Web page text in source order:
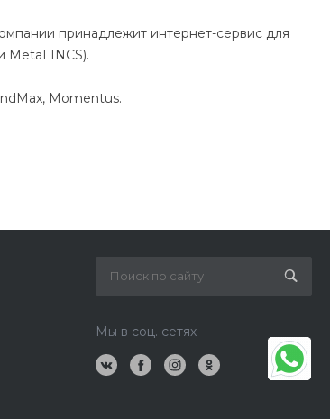
принадлежит интернет-сервис для
MetaLINCS).
Momentus.
Мы в соц. сетях